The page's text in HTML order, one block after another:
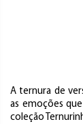
A ternura de
as emoções
coleção